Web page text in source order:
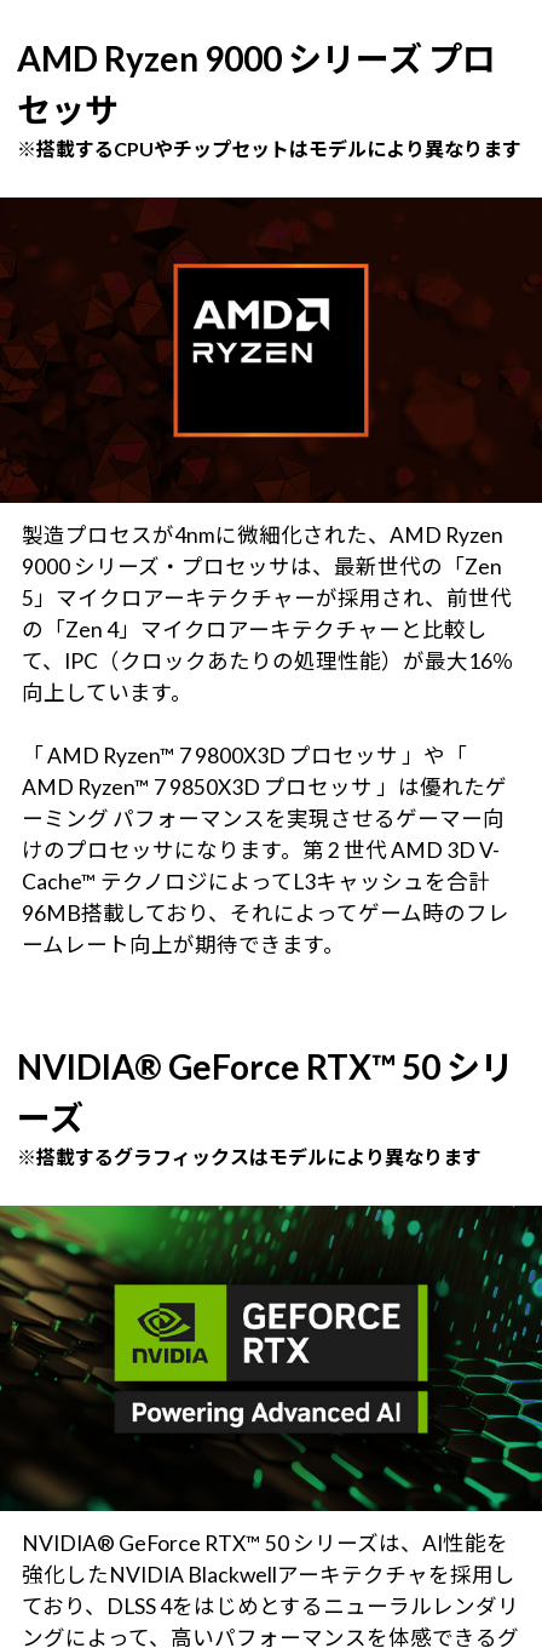
AMD Ryzen 9000 シリーズ プロ
セッサ
※搭載するCPUやチップセットはモデルにより異なります
製造プロセスが4nmに微細化された、AMD Ryzen
9000 シリーズ・プロセッサは、最新世代の「Zen
5」マイクロアーキテクチャーが採用され、前世代
の「Zen 4」マイクロアーキテクチャーと比較し
て、IPC（クロックあたりの処理性能）が最大16％
向上しています。
「 AMD Ryzen™ 7 9800X3D プロセッサ 」や「
AMD Ryzen™ 7 9850X3D プロセッサ 」は優れたゲ
ーミング パフォーマンスを実現させるゲーマー向
けのプロセッサになります。第 2 世代 AMD 3D V-
Cache™ テクノロジによってL3キャッシュを合計
96MB搭載しており、それによってゲーム時のフレ
ームレート向上が期待できます。
NVIDIA® GeForce RTX™ 50 シリ
ーズ
※搭載するグラフィックスはモデルにより異なります
NVIDIA® GeForce RTX™ 50 シリーズは、AI性能を
強化したNVIDIA Blackwellアーキテクチャを採用し
ており、DLSS 4をはじめとするニューラルレンダリ
ングによって、高いパフォーマンスを体感できるグ